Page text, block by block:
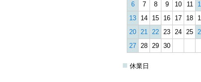
6
7 8 9 10 11
13
14 15 16 17 18
20 21 22 23 24 25
27 28 29 30
■ 休業日